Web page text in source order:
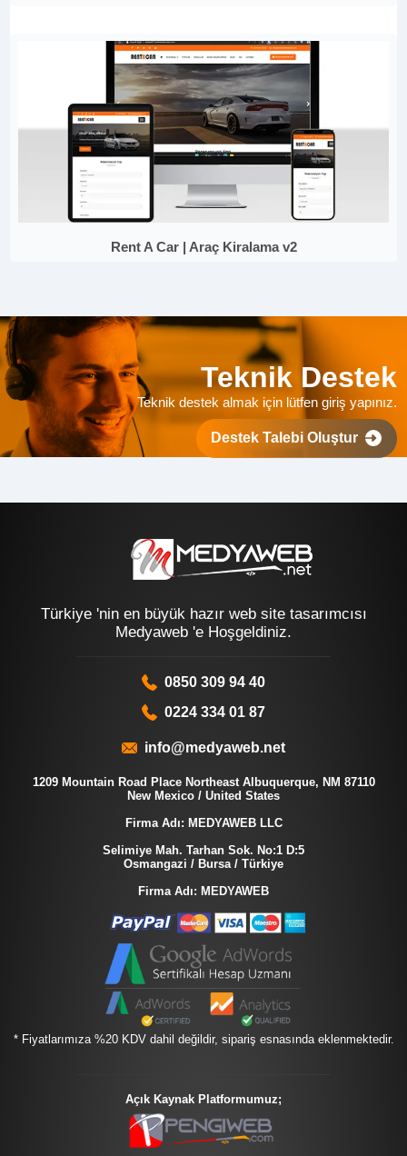
Rent A Car | Araç Kiralama v2
Teknik Destek
Teknik destek almak için lütfen giriş yapınız.
Destek Talebi Oluştur
Türkiye 'nin en büyük hazır web site tasarımcısı
Medyaweb 'e Hoşgeldiniz.
0850 309 94 40
0224 334 01 87
info@medyaweb.net
1209 Mountain Road Place Northeast Albuquerque, NM 87110
New Mexico / United States
Firma Adı: MEDYAWEB LLC
Selimiye Mah. Tarhan Sok. No:1 D:5
Osmangazi / Bursa / Türkiye
Firma Adı: MEDYAWEB
* Fiyatlarımıza %20 KDV dahil değildir, sipariş esnasında eklenmektedir.
Açık Kaynak Platformumuz;